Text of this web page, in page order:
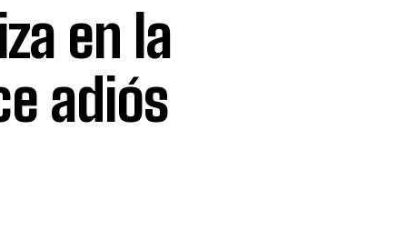
en la
adiós